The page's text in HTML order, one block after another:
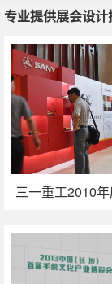
专业提供展会设计搭
专业提供展会设
广州高峰论坛策划
三一重工2010